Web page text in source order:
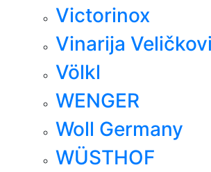
Victorinox
Vinarija
Völkl
WENGER
Woll Germany
WÜSTHOF